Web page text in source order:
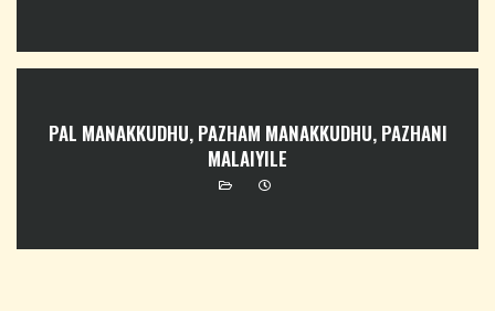
PAL MANAKKUDHU, PAZHAM MANAKKUDHU, PAZHANI
MALAIYILE